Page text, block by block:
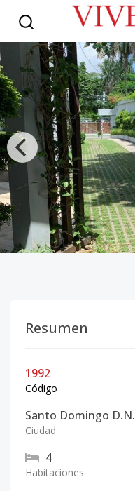
Resumen
1992
Código
Santo Domingo D.N.
Ciudad
4
Habitaciones